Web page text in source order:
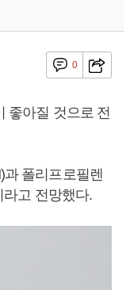
0
좋아질 것으로 전
과 폴리프로필렌
라고 전망했다.